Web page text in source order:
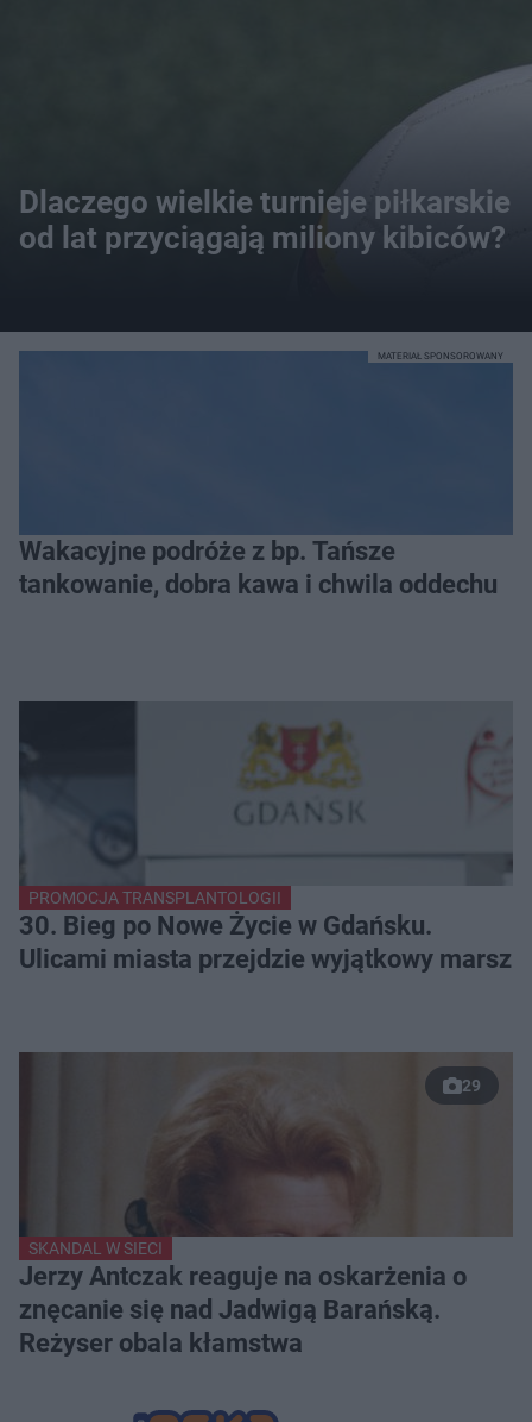
Dlaczego wielkie turnieje piłkarskie
od lat przyciągają miliony kibiców?
Wakacyjne podróże z bp. Tańsze
tankowanie, dobra kawa i chwila oddechu
MATERIAŁ SPONSOROWANY
PROMOCJA TRANSPLANTOLOGII
30. Bieg po Nowe Życie w Gdańsku.
Ulicami miasta przejdzie wyjątkowy marsz
29
SKANDAL W SIECI
Jerzy Antczak reaguje na oskarżenia o
znęcanie się nad Jadwigą Barańską.
Reżyser obala kłamstwa